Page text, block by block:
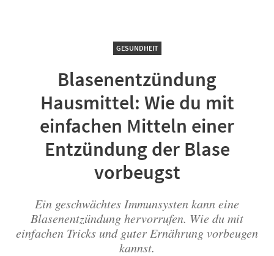
GESUNDHEIT
Blasenentzündung
Hausmittel: Wie du mit
einfachen Mitteln einer
Entzündung der Blase
vorbeugst
Ein geschwächtes Immunsysten kann eine
Blasenentzündung hervorrufen. Wie du mit
einfachen Tricks und guter Ernährung vorbeugen
kannst.